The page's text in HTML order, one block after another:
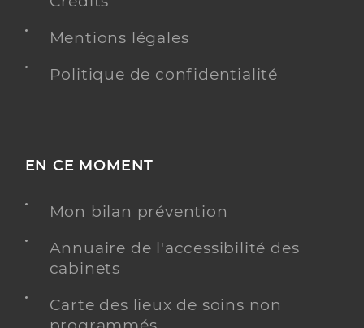
Mentions légales
Politique de confidentialité
EN CE MOMENT
Mon bilan prévention
Annuaire de l'accessibilité des
cabinets
Carte des lieux de soins non